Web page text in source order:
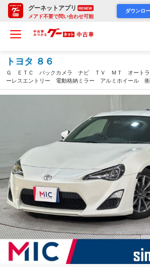
グーネットアプリ RENEW
メアド不要で問い合わせ可能
ダウンロ
トヨタ ８６
Ｇ ＥＴＣ バックカメラ ナビ ＴＶ ＭＴ オート
ーレスエントリー 電動格納ミラー アルミホイール 衝
ディ ＣＤ ＤＶＤ再生 社外ヘッドライト 社外テー
アクリ 車高調（東京都）